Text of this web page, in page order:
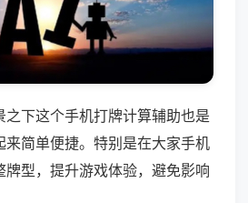
之下这个手机打牌计算辅助也是
来简单便捷。特别是在大家手机
牌型，提升游戏体验，避免影响